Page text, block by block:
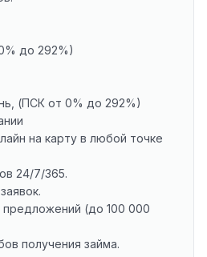
до 292%)
(ПСК от 0% до 292%)
на карту в любой точке
24/7/365.
(до 100 000
получения займа.